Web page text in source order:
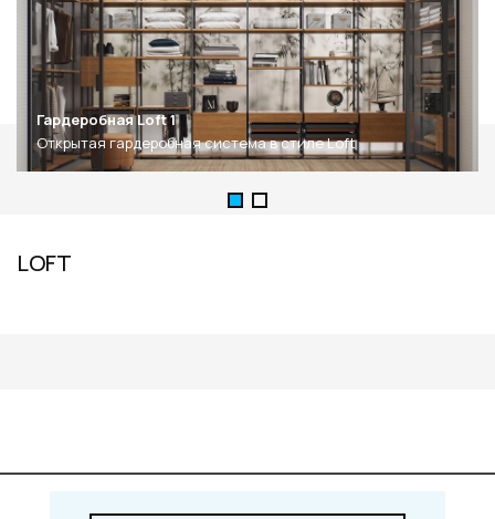
LOFT
Гардеробная Loft 1
Открытая гардеробная система в стиле Loft